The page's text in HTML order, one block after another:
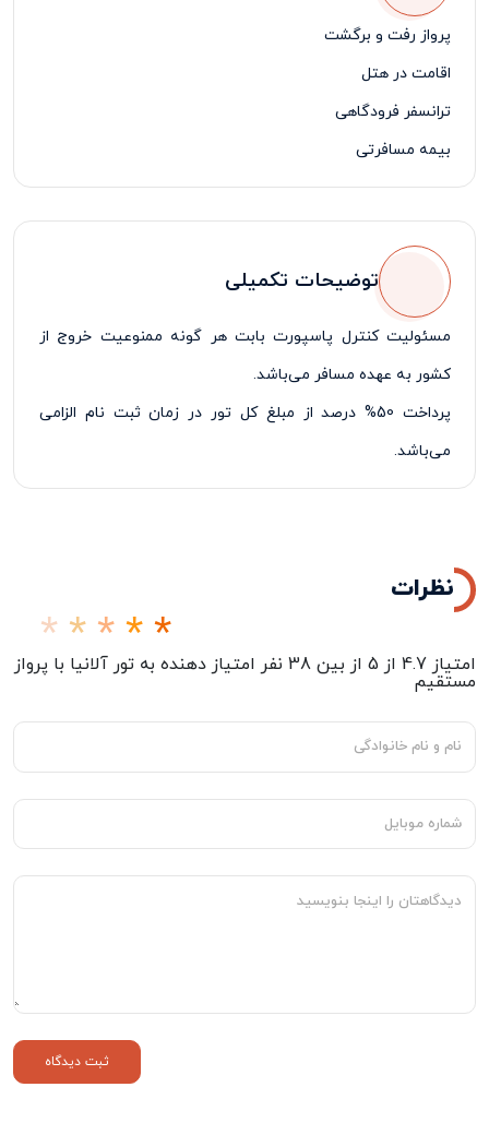
پرواز رفت و برگشت
اقامت در هتل
ترانسفر فرودگاهی
بیمه مسافرتی
لیدر فارسی زبان
توضیحات تکمیلی
مسئولیت کنترل پاسپورت بابت هر گونه ممنوعیت خروج از
کشور به عهده مسافر می‌باشد.
پرداخت 50% درصد از مبلغ کل تور در زمان ثبت نام الزامی
می‌باشد.
نظرات
امتیاز 4.7 از 5 از بین 38 نفر امتیاز دهنده به تور آلانیا با پرواز
مستقیم